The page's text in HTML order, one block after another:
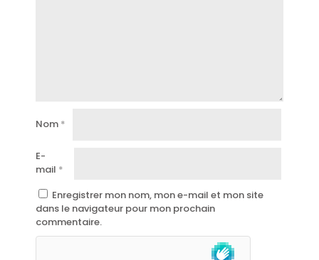
Nom *
E-
mail *
Enregistrer mon nom, mon e-mail et mon site
dans le navigateur pour mon prochain
commentaire.